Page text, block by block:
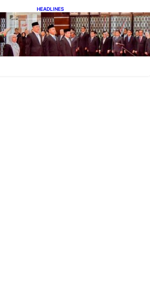
HEADLINES
Lana Saria Dilantik Sebagai
Kepala Badan Geologi